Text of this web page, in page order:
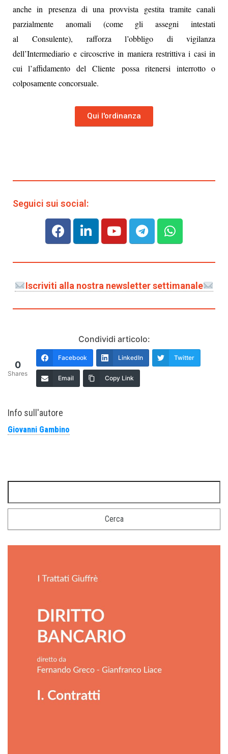
anche in presenza di una provvista gestita tramite canali
parzialmente anomali (come gli assegni intestati
al Consulente), rafforza l’obbligo di vigilanza
dell’Intermediario e circoscrive in maniera restrittiva i casi in
cui l’affidamento del Cliente possa ritenersi interrotto o
colposamente concorsuale.
Qui l'ordinanza
Seguici sui social:
Iscriviti alla nostra newsletter settimanale
Condividi articolo:
0
Shares
Facebook LinkedIn Twitter
Email Copy Link
Info sull'autore
Giovanni Gambino